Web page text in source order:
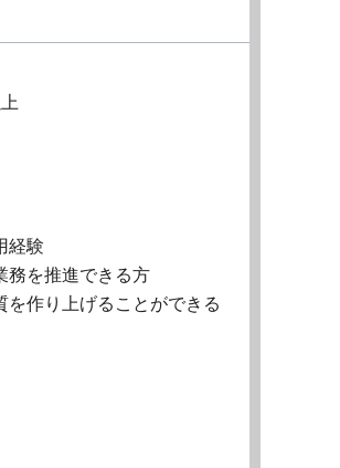
経験
務を推進できる方
を作り上げることができる